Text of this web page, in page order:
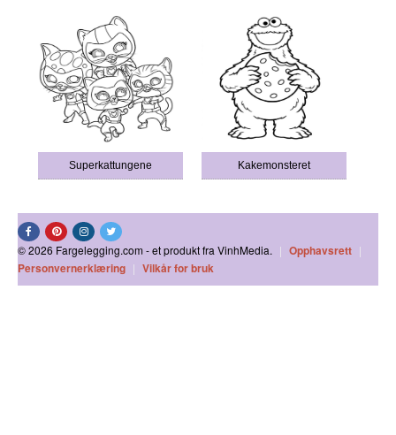
Superkattungene Kakemonsteret
© 2026 Fargelegging.com - et produkt fra VinhMedia. | Opphavsrett |
Personvernerklæring | Vilkår for bruk